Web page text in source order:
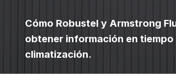
Cómo Robustel y Armstrong
obtener información en
climatización.